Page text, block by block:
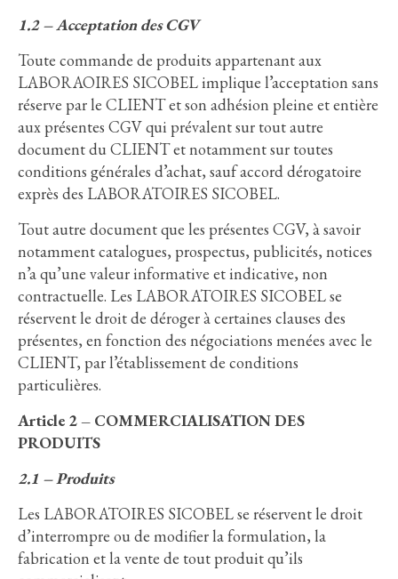
1.2 – Acceptation des CGV
Toute commande de produits appartenant aux
LABORAOIRES SICOBEL implique l’acceptation sans
réserve par le CLIENT et son adhésion pleine et entière
aux présentes CGV qui prévalent sur tout autre
document du CLIENT et notamment sur toutes
conditions générales d’achat, sauf accord dérogatoire
exprès des LABORATOIRES SICOBEL.
Tout autre document que les présentes CGV, à savoir
notamment catalogues, prospectus, publicités, notices
n’a qu’une valeur informative et indicative, non
contractuelle. Les LABORATOIRES SICOBEL se
réservent le droit de déroger à certaines clauses des
présentes, en fonction des négociations menées avec le
CLIENT, par l’établissement de conditions
particulières.
Article 2 – COMMERCIALISATION DES
PRODUITS
2.1 – Produits
Les LABORATOIRES SICOBEL se réservent le droit
d’interrompre ou de modifier la formulation, la
fabrication et la vente de tout produit qu’ils